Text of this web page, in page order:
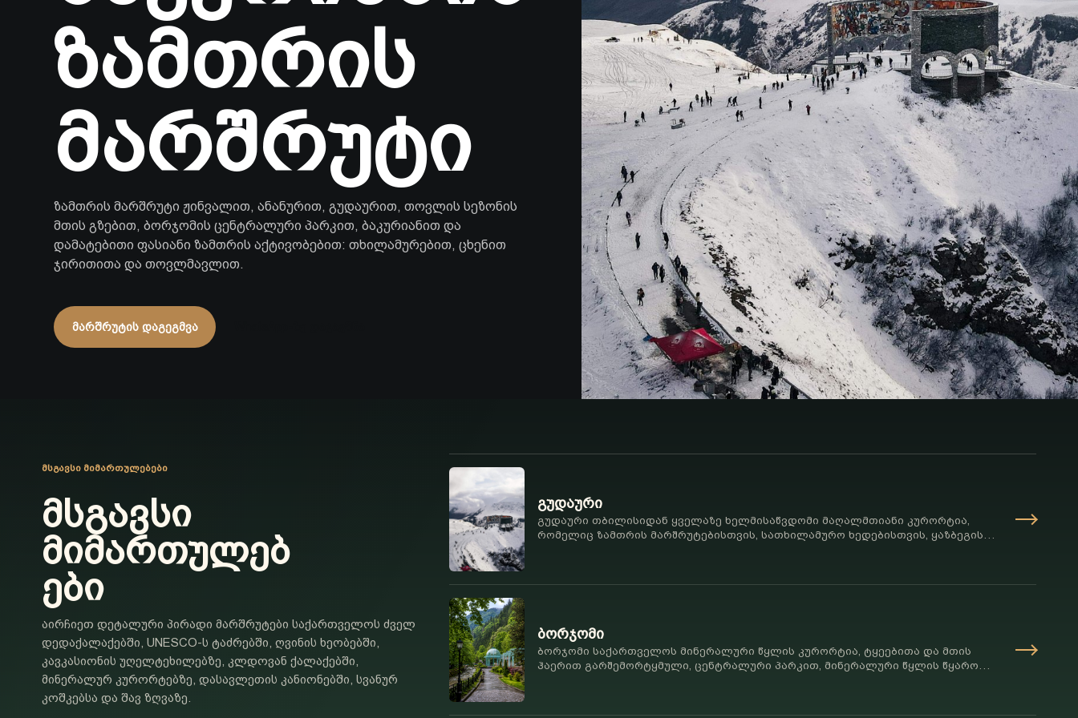
ზამთრის
მარშრუტი
ზამთრის მარშრუტი ჟინვალით, ანანურით, გუდაურით, თოვლის სეზონის
მთის გზებით, ბორჯომის ცენტრალური პარკით, ბაკურიანით და
დამატებითი ფასიანი ზამთრის აქტივობებით: თხილამურებით, ცხენით
ჯირითითა და თოვლმავლით.
მარშრუტის დაგეგმვა
ᲛᲡᲒᲐᲕᲡᲘ ᲛᲘᲛᲐᲠᲗᲣᲚᲔᲑᲔᲑᲘ
მსგავსი
მიმართულებ
ები
აირჩიეთ დეტალური პირადი მარშრუტები საქართველოს ძველ
დედაქალაქებში, UNESCO-ს ტაძრებში, ღვინის ხეობებში,
კავკასიონის უღელტეხილებზე, კლდოვან ქალაქებში,
მინერალურ კურორტებზე, დასავლეთის კანიონებში, სვანურ
კოშკებსა და შავ ზღვაზე.
გუდაური
გუდაური თბილისიდან ყველაზე ხელმისაწვდომი მაღალმთიანი კურორტია,
რომელიც ზამთრის მარშრუტებისთვის, სათხილამურო ხედებისთვის, ყაზბეგის
ბორჯომი
ბორჯომი საქართველოს მინერალური წყლის კურორტია, ტყეებითა და მთის
ჰაერით გარშემორტყმული, ცენტრალური პარკით, მინერალური წყლის წყაროთი,